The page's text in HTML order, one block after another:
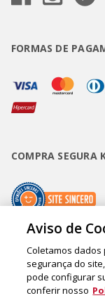
FORMAS DE
COMPRA SEGURA
Copyright • BUD
62.058.318/0007-76. -
Rua Olympia
Aviso de
Coletamos
segurança do
pode configurar
conferir nosso